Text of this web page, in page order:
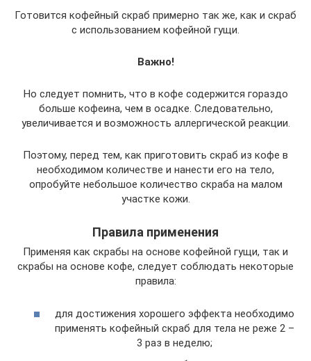
Готовится кофейный скраб примерно так же, как и скраб
с использованием кофейной гущи.
Важно!
Но следует помнить, что в кофе содержится гораздо
больше кофеина, чем в осадке. Следовательно,
увеличивается и возможность аллергической реакции.
Поэтому, перед тем, как приготовить скраб из кофе в
необходимом количестве и нанести его на тело,
опробуйте небольшое количество скраба на малом
участке кожи.
Правила применения
Применяя как скрабы на основе кофейной гущи, так и
скрабы на основе кофе, следует соблюдать некоторые
правила:
для достижения хорошего эффекта необходимо
применять кофейный скраб для тела не реже 2 –
3 раз в неделю;